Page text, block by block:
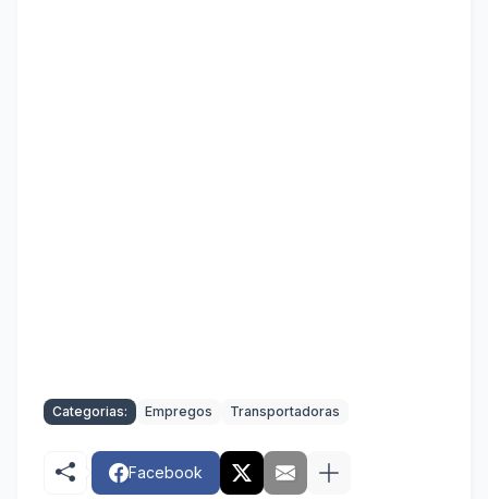
Categorias: Empregos Transportadoras
Facebook